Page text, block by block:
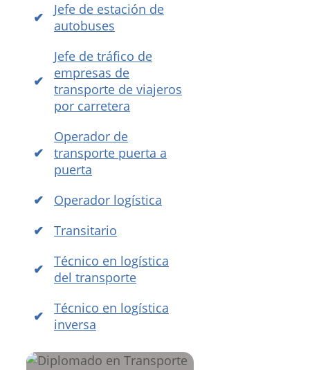
Jefe de estación de
autobuses
Jefe de tráfico de
empresas de
transporte de viajeros
por carretera
Operador de
transporte puerta a
puerta
Operador logística
Transitario
Técnico en logística
del transporte
Técnico en logística
inversa